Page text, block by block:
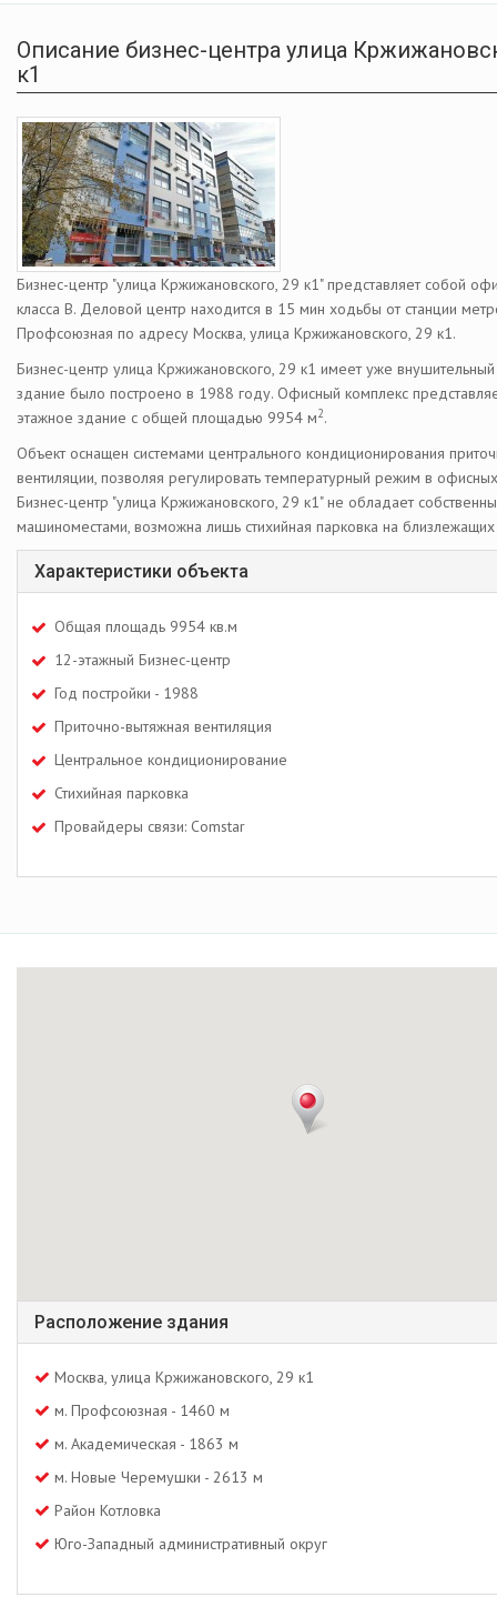
Описание бизнес-центра улица
к1
Бизнес-центр "улица Кржижановского, 29 к1" представляет собой
класса В. Деловой центр находится в 15 мин ходьбы от станции
Профсоюзная по адресу Москва, улица Кржижановского, 29 к1.
Бизнес-центр улица Кржижановского, 29 к1 имеет уже внушительный
здание было построено в 1988 году. Офисный комплекс
этажное здание с общей площадью 9954 м2.
Объект оснащен системами центрального кондиционирования
вентиляции, позволяя регулировать температурный режим в
Бизнес-центр "улица Кржижановского, 29 к1" не обладает
машиноместами, возможна лишь стихийная парковка на
Характеристики объекта
Общая площадь 9954 кв.м
12-этажный Бизнес-центр
Год постройки - 1988
Приточно-вытяжная вентиляция
Центральное кондиционирование
Стихийная парковка
Провайдеры связи: Comstar
Расположение здания
Москва, улица Кржижановского, 29 к1
м. Профсоюзная - 1460 м
м. Академическая - 1863 м
м. Новые Черемушки - 2613 м
Район Котловка
Юго-Западный административный округ